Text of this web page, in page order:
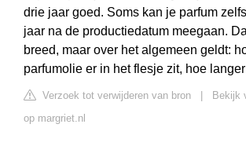
drie jaar goed. Soms kan je parfum
jaar na de productiedatum meegaan.
breed, maar over het algemeen geldt:
parfumolie er in het flesje zit, hoe
Verzoek tot verwijderen van bron
Bekijk
op margriet.nl